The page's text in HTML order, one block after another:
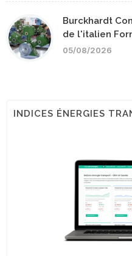
Burckhardt
de l'italien
05/08/2026
INDICES ÉNERGIES